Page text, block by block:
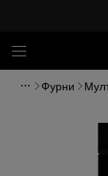
Фурни